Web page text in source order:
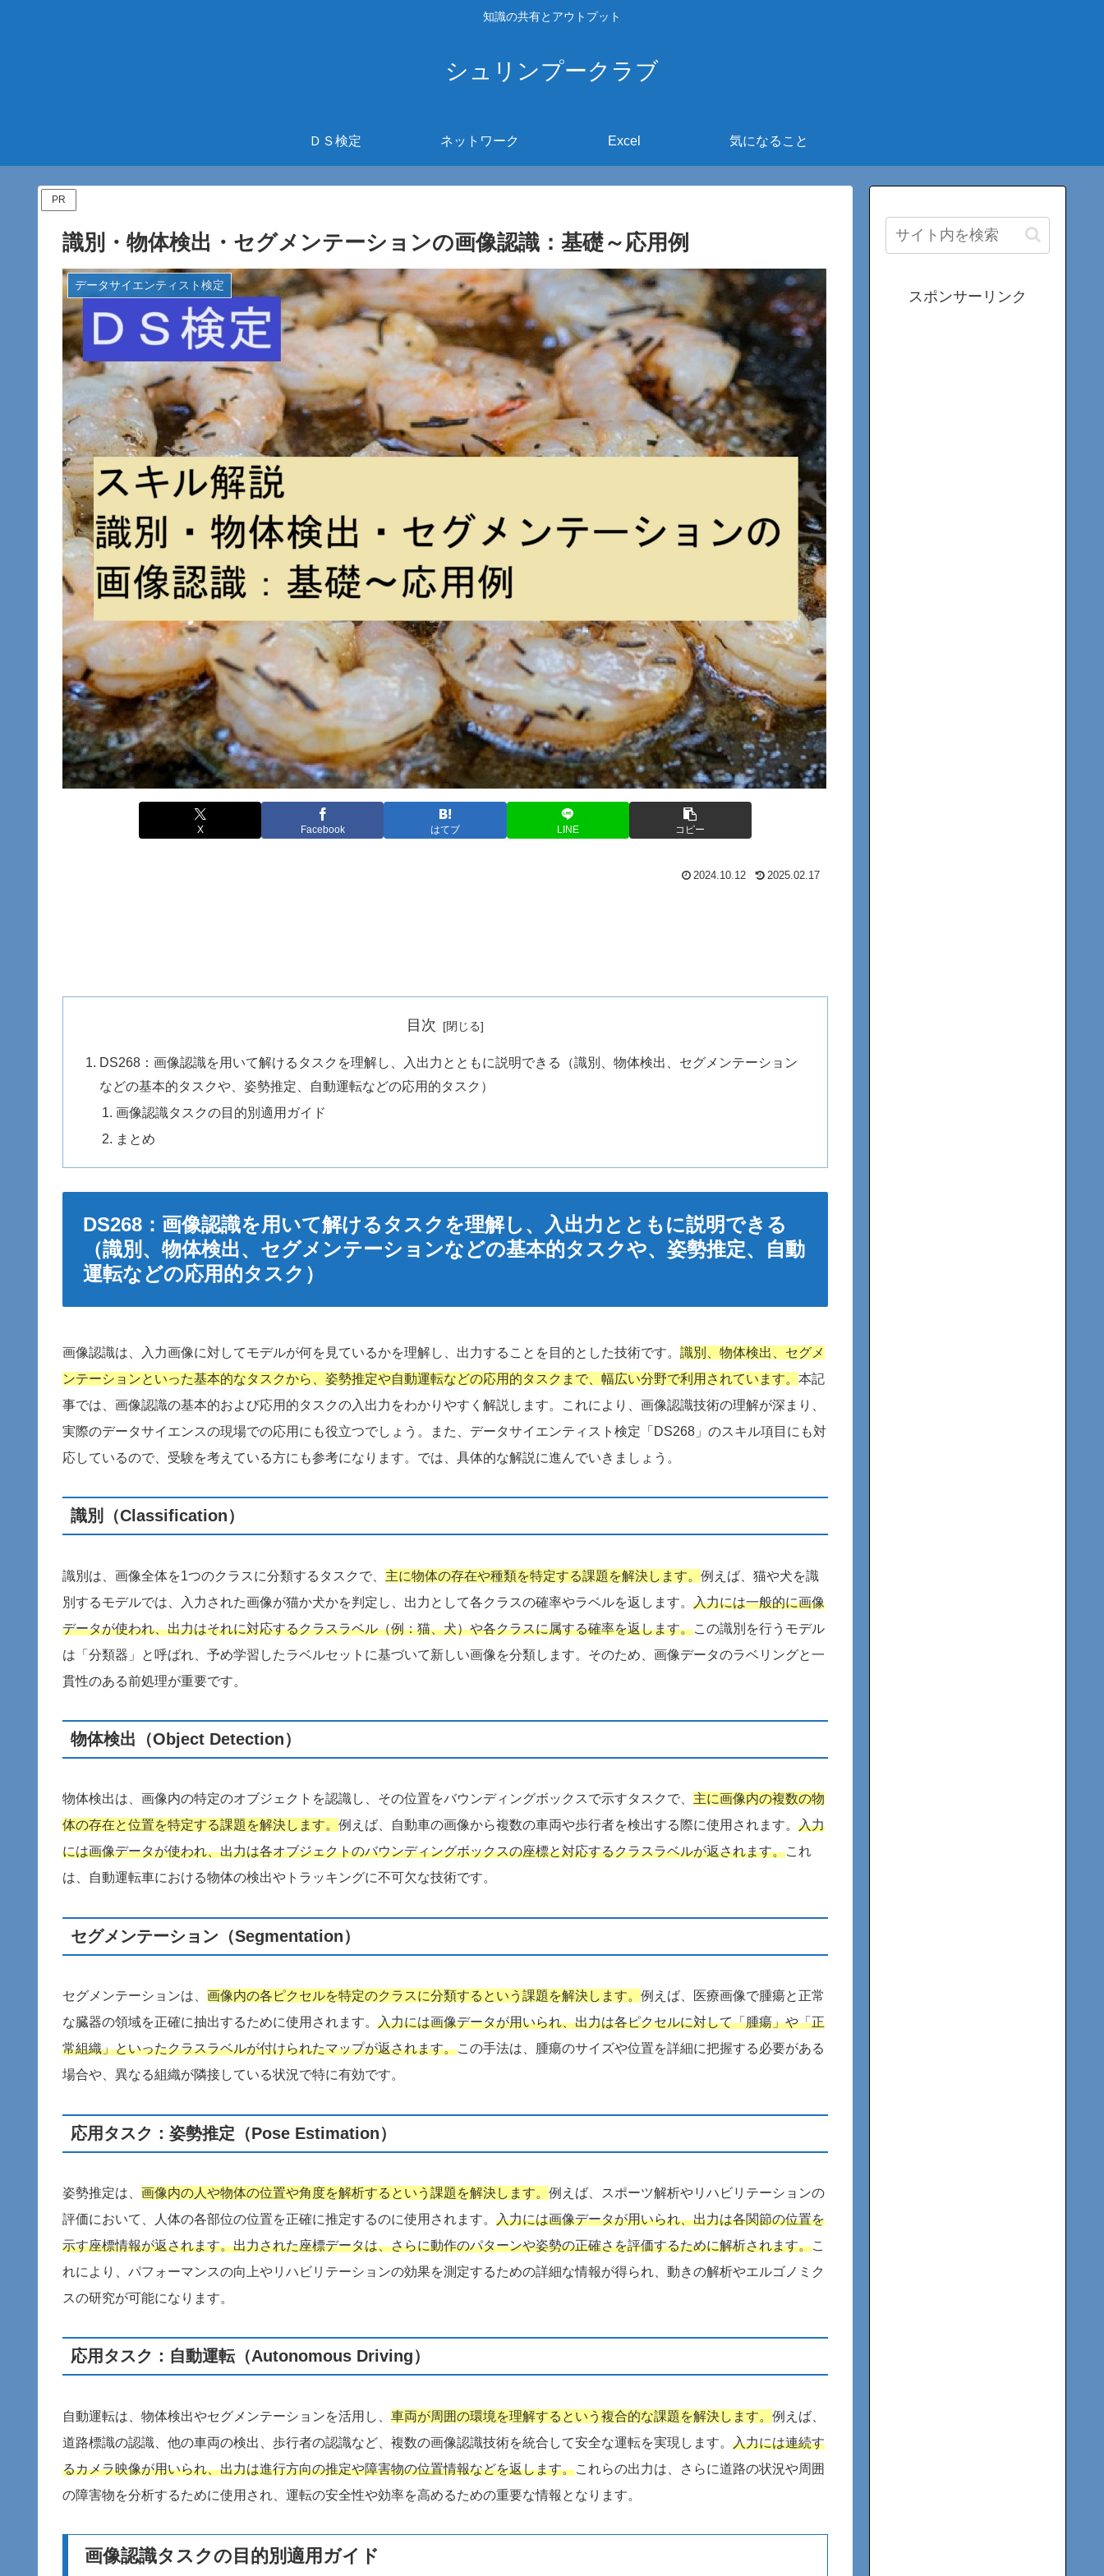
知識の共有とアウトプット
シュリンプークラブ
ＤＳ検定 ネットワーク Excel 気になること
PR
識別・物体検出・セグメンテーションの画像認識：基礎～応用例
データサイエンティスト検定
X Facebook はてブ LINE コピー
2024.10.12 2025.02.17
目次
DS268：画像認識を用いて解けるタスクを理解し、入出力とともに説明できる（識別、物体検出、セグメンテーション
などの基本的タスクや、姿勢推定、自動運転などの応用的タスク）
画像認識タスクの目的別適用ガイド
まとめ
DS268：画像認識を用いて解けるタスクを理解し、入出力とともに説明できる
（識別、物体検出、セグメンテーションなどの基本的タスクや、姿勢推定、自動
運転などの応用的タスク）
画像認識は、入力画像に対してモデルが何を見ているかを理解し、出力することを目的とした技術です。 識別、物体検出、セグメ
ンテーションといった基本的なタスクから、姿勢推定や自動運転などの応用的タスクまで、幅広い分野で利用されています。 本記
事では、画像認識の基本的および応用的タスクの入出力をわかりやすく解説します。これにより、画像認識技術の理解が深まり、
実際のデータサイエンスの現場での応用にも役立つでしょう。また、データサイエンティスト検定「DS268」のスキル項目にも対
応しているので、受験を考えている方にも参考になります。では、具体的な解説に進んでいきましょう。
識別（Classification）
識別は、画像全体を1つのクラスに分類するタスクで、 主に物体の存在や種類を特定する課題を解決します。 例えば、猫や犬を識
別するモデルでは、入力された画像が猫か犬かを判定し、出力として各クラスの確率やラベルを返します。 入力には一般的に画像
データが使われ、出力はそれに対応するクラスラベル（例：猫、犬）や各クラスに属する確率を返します。この識別を行うモデル
は「分類器」と呼ばれ、予め学習したラベルセットに基づいて新しい画像を分類します。そのため、画像データのラベリングと一
貫性のある前処理が重要です。
物体検出（Object Detection）
物体検出は、画像内の特定のオブジェクトを認識し、その位置をバウンディングボックスで示すタスクで、 主に画像内の複数の物
体の存在と位置を特定する課題を解決します。 例えば、自動車の画像から複数の車両や歩行者を検出する際に使用されます。 入力
には画像データが使われ、出力は各オブジェクトのバウンディングボックスの座標と対応するクラスラベルが返されます。これ
は、自動運転車における物体の検出やトラッキングに不可欠な技術です。
セグメンテーション（Segmentation）
セグメンテーションは、 画像内の各ピクセルを特定のクラスに分類するという課題を解決します。 例えば、医療画像で腫瘍と正常
な臓器の領域を正確に抽出するために使用されます。 入力には画像データが用いられ、出力は各ピクセルに対して「腫瘍」や「正
常組織」といったクラスラベルが付けられたマップが返されます。この手法は、腫瘍のサイズや位置を詳細に把握する必要がある
場合や、異なる組織が隣接している状況で特に有効です。
応用タスク：姿勢推定（Pose Estimation）
姿勢推定は、 画像内の人や物体の位置や角度を解析するという課題を解決します。 例えば、スポーツ解析やリハビリテーションの
評価において、人体の各部位の位置を正確に推定するのに使用されます。 入力には画像データが用いられ、出力は各関節の位置を
示す座標情報が返されます。出力された座標データは、さらに動作のパターンや姿勢の正確さを評価するために解析されます。こ
れにより、パフォーマンスの向上やリハビリテーションの効果を測定するための詳細な情報が得られ、動きの解析やエルゴノミク
スの研究が可能になります。
応用タスク：自動運転（Autonomous Driving）
自動運転は、物体検出やセグメンテーションを活用し、 車両が周囲の環境を理解するという複合的な課題を解決します。 例えば、
道路標識の認識、他の車両の検出、歩行者の認識など、複数の画像認識技術を統合して安全な運転を実現します。 入力には連続す
るカメラ映像が用いられ、出力は進行方向の推定や障害物の位置情報などを返します。これらの出力は、さらに道路の状況や周囲
の障害物を分析するために使用され、運転の安全性や効率を高めるための重要な情報となります。
画像認識タスクの目的別適用ガイド
スポンサーリンク